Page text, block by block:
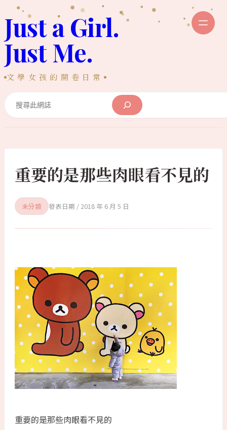
至
主
內
容
Just a Girl.
Just Me.
文學女孩的開卷日常
重要的是那些肉眼看不見的
未分類 2018 年 6 月 5 日
重要的是那些肉眼看不見的